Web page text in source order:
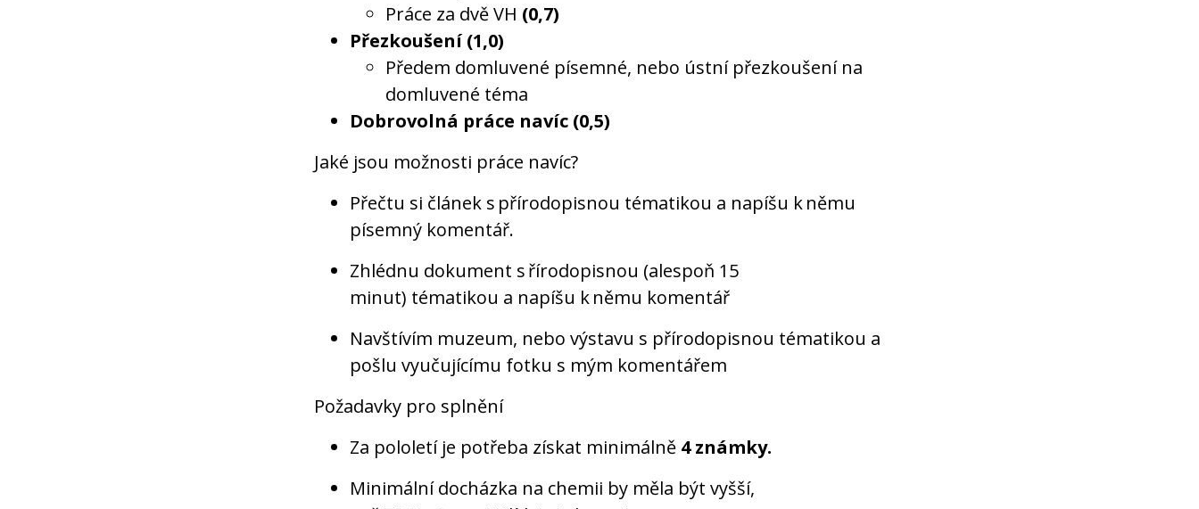
Práce za dvě VH (0,7)
Přezkoušení (1,0)
Předem domluvené písemné, nebo ústní přezkoušení na
domluvené téma
Dobrovolná práce navíc (0,5)
Jaké jsou možnosti práce navíc?
Přečtu si článek s přírodopisnou tématikou a napíšu k němu
písemný komentář.
Zhlédnu dokument s řírodopisnou (alespoň 15
minut) tématikou a napíšu k němu komentář
Navštívím muzeum, nebo výstavu s přírodopisnou tématikou a
pošlu vyučujícímu fotku s mým komentářem
Požadavky pro splnění
Za pololetí je potřeba získat minimálně 4známky.
Minimální docházka na chemii by měla být vyšší,